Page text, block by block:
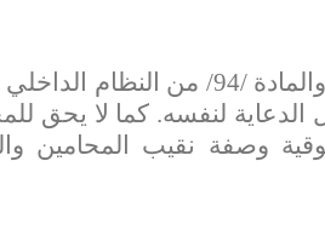
تأكيداً لأحكام المادتين 85 و86 من قانون تنظيم مهنة المحاماة والمادة /94/ من
الدعاية لنفسه. كما لا يحق
وصفة نقيب المحامين